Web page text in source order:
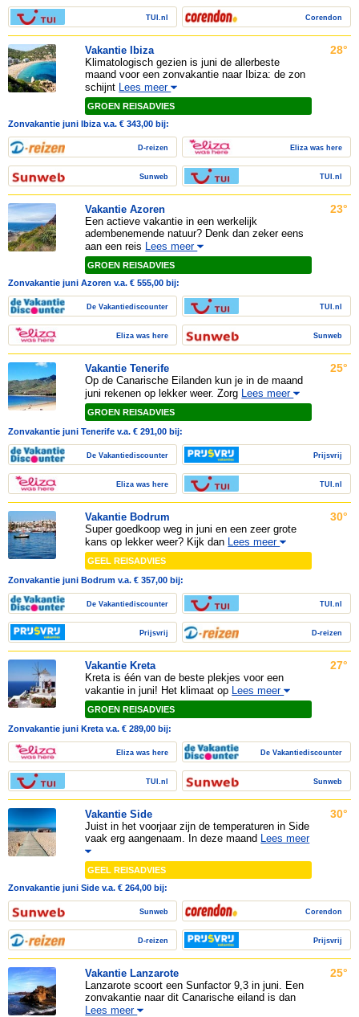
TUI.nl Corendon
Vakantie Ibiza
Klimatologisch gezien is juni de allerbeste
maand voor een zonvakantie naar Ibiza: de zon
schijnt Lees meer
GROEN REISADVIES
28°
Zonvakantie juni Ibiza v.a. € 343,00 bij:
D-reizen
Sunweb
Eliza was here
TUI.nl
Vakantie Azoren
Een actieve vakantie in een werkelijk
adembenemende natuur? Denk dan zeker eens
aan een reis Lees meer
GROEN REISADVIES
23°
Zonvakantie juni Azoren v.a. € 555,00 bij:
De Vakantiediscounter
Eliza was here
TUI.nl
Sunweb
Vakantie Tenerife
Op de Canarische Eilanden kun je in de maand
juni rekenen op lekker weer. Zorg Lees meer
GROEN REISADVIES
25°
Zonvakantie juni Tenerife v.a. € 291,00 bij:
De Vakantiediscounter
Eliza was here
Prijsvrij
TUI.nl
Vakantie Bodrum
Super goedkoop weg in juni en een zeer grote
kans op lekker weer? Kijk dan Lees meer
GEEL REISADVIES
30°
Zonvakantie juni Bodrum v.a. € 357,00 bij:
De Vakantiediscounter
Prijsvrij
TUI.nl
D-reizen
Vakantie Kreta
Kreta is één van de beste plekjes voor een
vakantie in juni! Het klimaat op Lees meer
GROEN REISADVIES
27°
Zonvakantie juni Kreta v.a. € 289,00 bij:
Eliza was here
TUI.nl
De Vakantiediscounter
Sunweb
Vakantie Side
Juist in het voorjaar zijn de temperaturen in Side
vaak erg aangenaam. In deze maand Lees meer
GEEL REISADVIES
30°
Zonvakantie juni Side v.a. € 264,00 bij:
Sunweb
D-reizen
Corendon
Prijsvrij
Vakantie Lanzarote
Lanzarote scoort een Sunfactor 9,3 in juni. Een
zonvakantie naar dit Canarische eiland is dan
Lees meer
25°